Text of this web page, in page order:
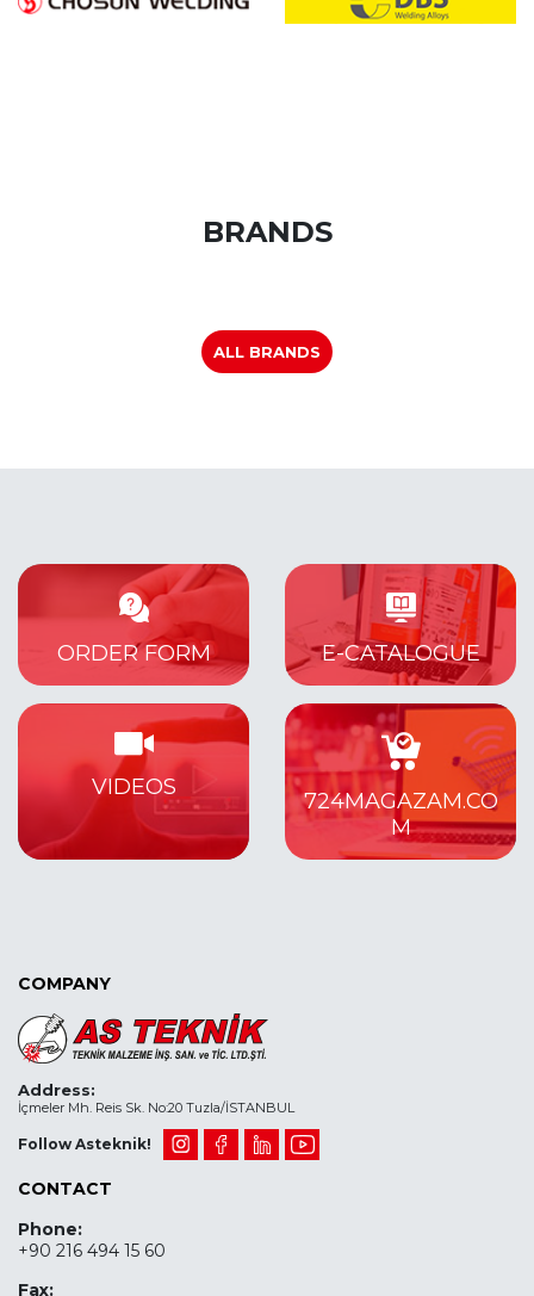
BRANDS
ALL BRANDS
ORDER FORM E-CATALOGUE
VIDEOS
724MAGAZAM.CO
M
COMPANY
Address:
İçmeler Mh. Reis Sk. No:20 Tuzla/İSTANBUL
Follow Asteknik!
CONTACT
Phone:
+90 216 494 15 60
Fax: